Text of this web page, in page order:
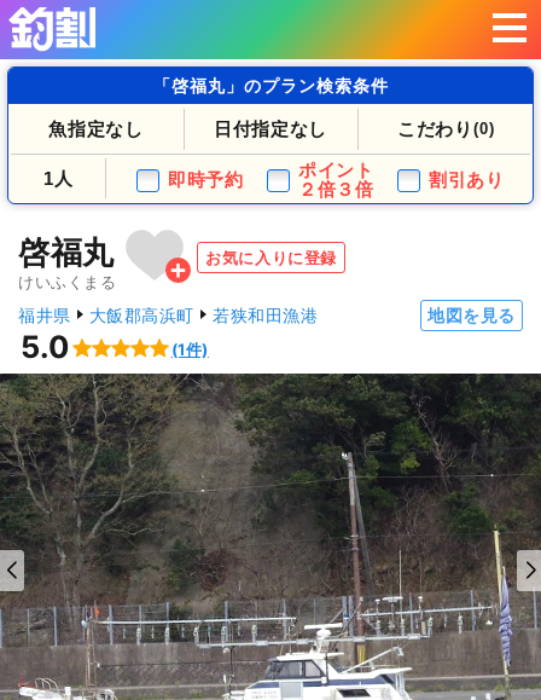
「啓福丸」のプラン検索条件
魚指定なし 日付指定なし こだわり (0)
1人 即時予約
ポイント
２倍３倍
割引あり
啓福丸
けいふくまる
お気に入りに登録
福井県 大飯郡高浜町 若狭和田漁港 地図を見る
5.0 (1件)